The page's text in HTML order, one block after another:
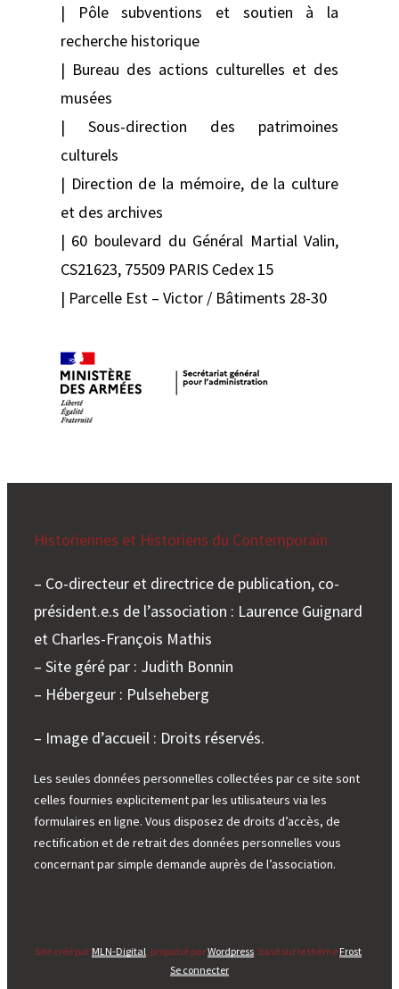
| Pôle subventions et soutien à la
recherche historique
| Bureau des actions culturelles et des
musées
| Sous-direction des patrimoines
culturels
| Direction de la mémoire, de la culture
et des archives
| 60 boulevard du Général Martial Valin,
CS21623, 75509 PARIS Cedex 15
| Parcelle Est – Victor / Bâtiments 28-30
Historiennes et Historiens du Contemporain
– Co-directeur et directrice de publication, co-
président.e.s de l’association : Laurence Guignard
et Charles-François Mathis
– Site géré par : Judith Bonnin
– Hébergeur : Pulseheberg
– Image d’accueil : Droits réservés.
Les seules données personnelles collectées par ce site sont
celles fournies explicitement par les utilisateurs via les
formulaires en ligne. Vous disposez de droits d’accès, de
rectification et de retrait des données personnelles vous
concernant par simple demande auprès de l’association.
Site créé par MLN-Digital , propulsé parWordpress , basé sur le thème Frost.
Se connecter